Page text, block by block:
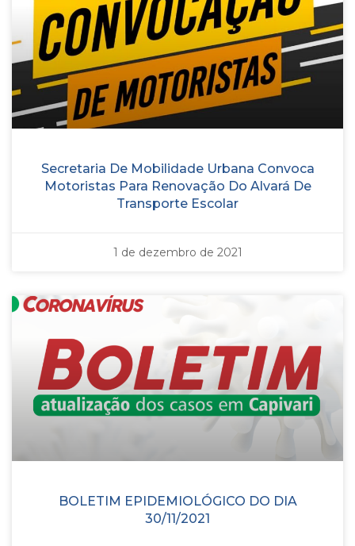
Secretaria De Mobilidade Urbana Convoca
Motoristas Para Renovação Do Alvará De
Transporte Escolar
1 de dezembro de 2021
BOLETIM EPIDEMIOLÓGICO DO DIA
30/11/2021